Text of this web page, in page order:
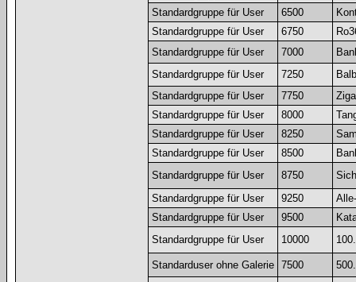
Standardgruppe für User
6500
Standardgruppe für User
6750
Standardgruppe für User
7000
Standardgruppe für User
7250
Standardgruppe für User
7750
Standardgruppe für User
8000
Standardgruppe für User
8250
Standardgruppe für User
8500
Standardgruppe für User
8750
Standardgruppe für User
9250
Standardgruppe für User
9500
Standardgruppe für User
10000
Standarduser ohne Galerie 7500